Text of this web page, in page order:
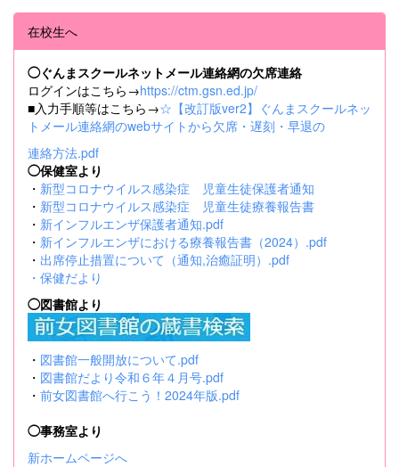
在校生へ
◯ぐんまスクールネットメール連絡網の欠席連絡
ログインはこちら→https://ctm.gsn.ed.jp/
■入力手順等はこちら→☆【改訂版ver2】ぐんまスクールネッ
トメール連絡網のwebサイトから欠席・遅刻・早退の
連絡方法.pdf
◯保健室より
・ 新型コロナウイルス感染症 児童生徒保護者通知
・ 新型コロナウイルス感染症 児童生徒療養報告書
・ 新インフルエンザ保護者通知.pdf
・ 新インフルエンザにおける療養報告書（2024）.pdf
・ 出席停止措置について（通知,治癒証明）.pdf
・ 保健だより
◯図書館より
・ 図書館一般開放について.pdf
・ 図書館だより令和６年４月号.pdf
・ 前女図書館へ行こう！2024年版.pdf
◯事務室より
新ホームページへ